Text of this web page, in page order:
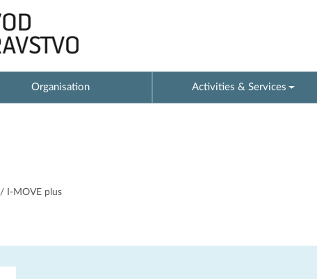
Organisation Activities & Services
/ I-MOVE plus